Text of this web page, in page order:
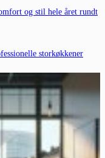
og stil hele året rundt
storkøkkener